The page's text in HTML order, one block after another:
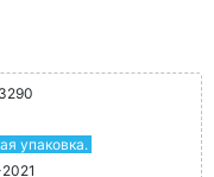
упаковка.